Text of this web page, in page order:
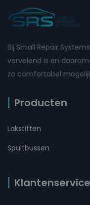
Bij Small Repair
vervelend is en
zo comfortabel
Producten
Lakstiften
Spuitbussen
Klantenservice